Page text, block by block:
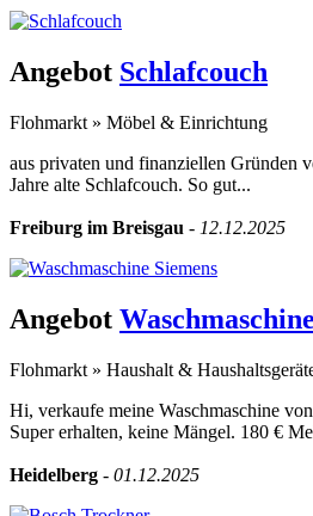
Angebot Schlafcouch
Flohmarkt » Möbel & Einrichtung
aus privaten und finanziellen Gründen
Jahre alte Schlafcouch. So gut...
Freiburg im Breisgau - 12.12.2025
Angebot
Flohmarkt » Haushalt &
Hi, verkaufe meine Waschmaschine
Super erhalten, keine Mängel. 180 €
Heidelberg - 01.12.2025